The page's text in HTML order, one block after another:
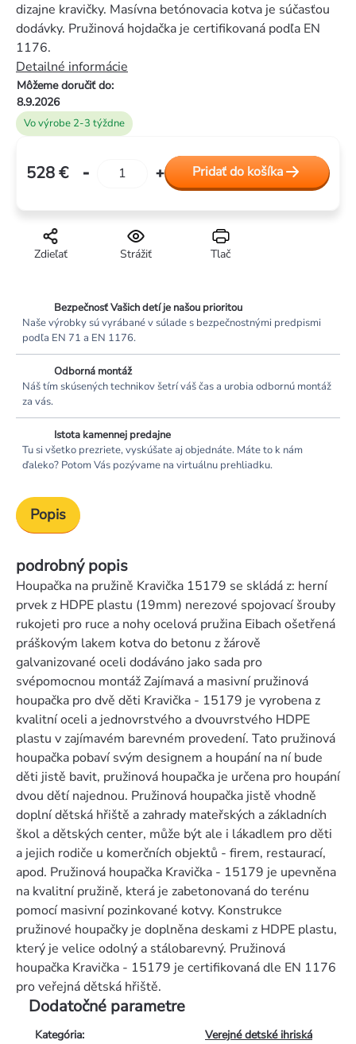
5
hviezdičiek.
Vo výrobe 2-3 týždne
Môžeme doručiť do:
8.9.2026
dizajne kravičky. Masívna betónovacia kotva je súčasťou
dodávky. Pružinová hojdačka je certifikovaná podľa EN
1176.
Detailné informácie
Tlač
Strážiť
Zdieľať
528 €
Jednotková
Pridať do košíka
Bezpečnosť Vašich detí je našou prioritou
Naše výrobky sú vyrábané v súlade s bezpečnostnými predpismi
podľa EN 71 a EN 1176.
Odborná montáž
Náš tím skúsených technikov šetrí váš čas a urobia odbornú montáž
za vás.
Istota kamennej predajne
Tu si všetko prezriete, vyskúšate aj objednáte. Máte to k nám
ďaleko? Potom Vás pozývame na virtuálnu prehliadku.
Popis
podrobný popis
Houpačka na pružině Kravička 15179 se skládá z: herní
prvek z HDPE plastu (19mm) nerezové spojovací šrouby
rukojeti pro ruce a nohy ocelová pružina Eibach ošetřená
práškovým lakem kotva do betonu z žárově
galvanizované oceli dodáváno jako sada pro
svépomocnou montáž Zajímavá a masivní pružinová
houpačka pro dvě děti Kravička - 15179 je vyrobena z
kvalitní oceli a jednovrstvého a dvouvrstvého HDPE
plastu v zajímavém barevném provedení. Tato pružinová
houpačka pobaví svým designem a houpání na ní bude
děti jistě bavit, pružinová houpačka je určena pro houpání
dvou dětí najednou. Pružinová houpačka jistě vhodně
doplní dětská hřiště a zahrady mateřských a základních
škol a dětských center, může být ale i lákadlem pro děti
a jejich rodiče u komerčních objektů - firem, restaurací,
apod. Pružinová houpačka Kravička - 15179 je upevněna
na kvalitní pružině, která je zabetonovaná do terénu
pomocí masivní pozinkované kotvy. Konstrukce
pružinové houpačky je doplněna deskami z HDPE plastu,
který je velice odolný a stálobarevný. Pružinová
houpačka Kravička - 15179 je certifikovaná dle EN 1176
pro veřejná dětská hřiště.
Dodatočné parametre
Kategória: Verejné detské ihriská